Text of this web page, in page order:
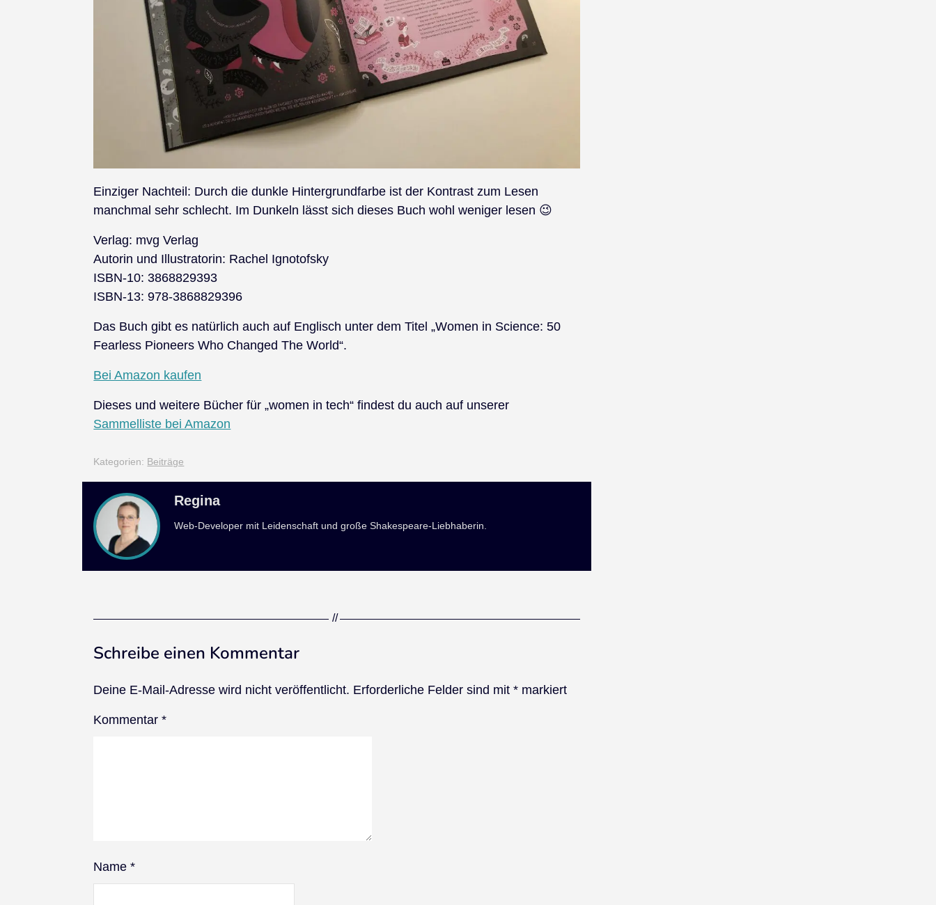
Einziger Nachteil: Durch die dunkle Hintergrundfarbe ist der Kontrast zum Lesen
manchmal sehr schlecht. Im Dunkeln lässt sich dieses Buch wohl weniger lesen 😉
Verlag: mvg Verlag
Autorin und Illustratorin: Rachel Ignotofsky
ISBN-10: 3868829393
ISBN-13: 978-3868829396
Das Buch gibt es natürlich auch auf Englisch unter dem Titel „Women in Science: 50
Fearless Pioneers Who Changed The World“.
Bei Amazon kaufen
Dieses und weitere Bücher für „women in tech“ findest du auch auf unserer
Sammelliste bei Amazon
Kategorien: Beiträge
Regina
Web-Developer mit Leidenschaft und große Shakespeare-Liebhaberin.
Schreibe einen Kommentar
Deine E-Mail-Adresse wird nicht veröffentlicht. Erforderliche Felder sind mit* markiert
Kommentar*
Name*